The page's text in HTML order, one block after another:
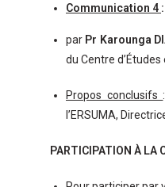
Communication 4 :
par Pr Karounga
du Centre
Propos conclusifs:
l’ERSUMA,
PARTICIPATION À LA